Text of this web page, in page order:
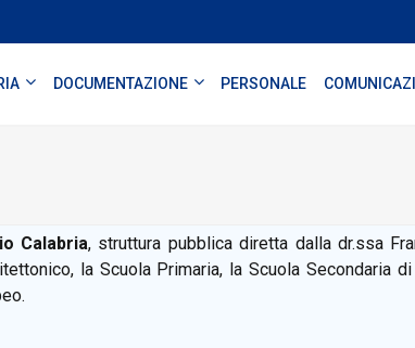
DOCUMENTAZIONE PERSONALE
Calabria, struttura pubblica diretta dalla dr.ssa
la Scuola Primaria, la Scuola Secondaria